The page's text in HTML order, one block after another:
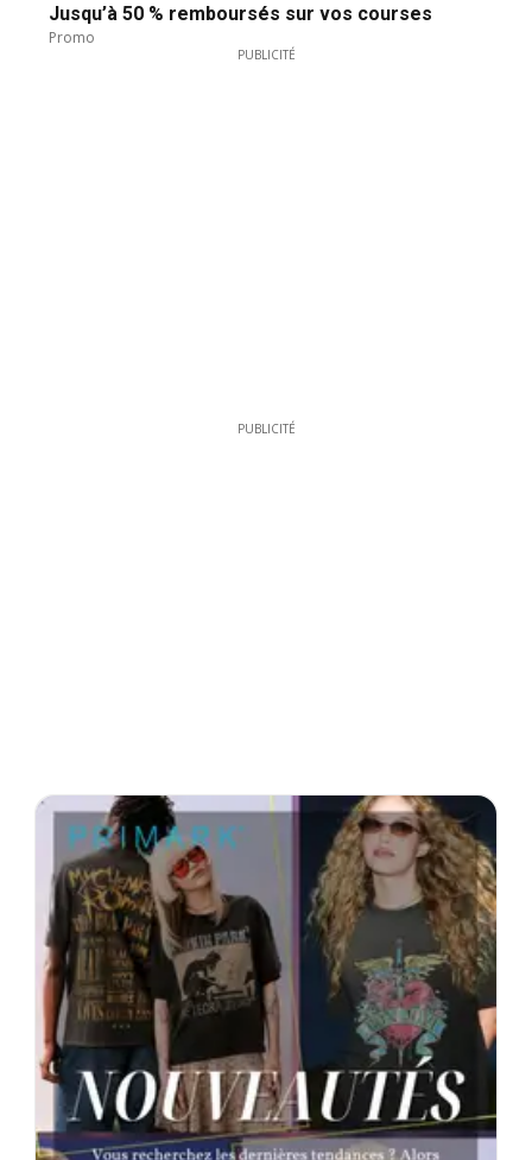
Jusqu’à 50 % remboursés sur vos courses
Promo
PUBLICITÉ
PUBLICITÉ